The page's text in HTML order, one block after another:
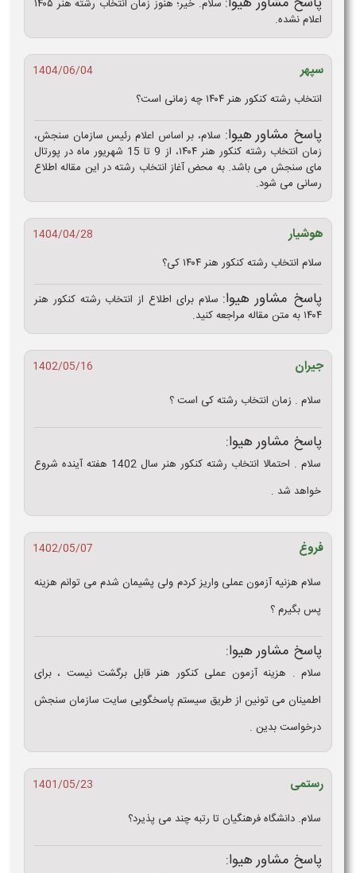
سلام. خیر؛ هنوز زمان انتخاب رشته هنر ۱۴۰۵
اعلام نشده.
سپهر
1404/06/04
انتخاب رشته کنکور هنر ۱۴۰۴ چه زمانی است؟
پاسخ مشاور هیوا: سلام، بر اساس اعلام رئیس سازمان سنجش،
زمان انتخاب رشته کنکور هنر ۱۴۰۴، از 9 تا 15 شهریور ماه در پورتال
مای سنجش می باشد. به محض آغاز انتخاب رشته در این مقاله اطلاع
رسانی می شود.
هوشيار
1404/04/28
سلام انتخاب رشته کنکور هنر ۱۴۰۴ کی؟
پاسخ مشاور هیوا: سلام برای اطلاع از انتخاب رشته کنکور هنر
۱۴۰۴ به متن مقاله مراجعه کنید.
جیران
1402/05/16
سلام . زمان انتخاب رشته کی است ؟
پاسخ مشاور هیوا:
سلام . احتمالا انتخاب رشته کنکور هنر سال 1402 هفته آینده شروع
خواهد شد .
فروغ
1402/05/07
سلام هزنیه آزمون عملی واریز کردم ولی پشیمان شدم می توانم هزینه
پس بگیرم ؟
پاسخ مشاور هیوا:
سلام . هزینه آزمون عملی کنکور هنر قابل برگشت نیست ، برای
اطمینان می تونین از طریق سیستم پاسخگویی سایت سازمان سنجش
درخواست بدین .
رستمی
1401/05/23
سلام. دانشگاه فرهنگیان تا رتبه چند می پذیرد؟
پاسخ مشاور هیوا: